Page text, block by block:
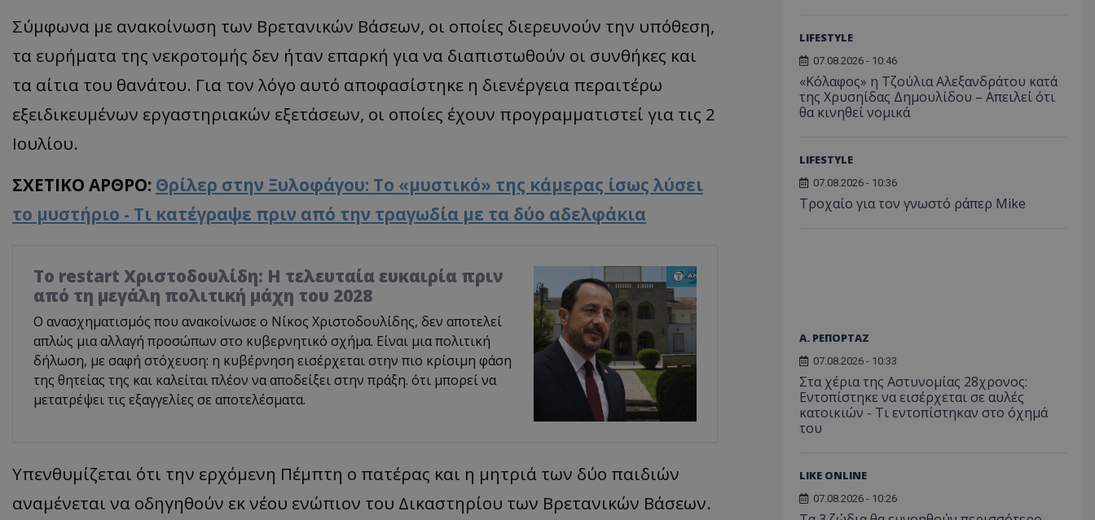
Σύμφωνα με ανακοίνωση των Βρετανικών Βάσεων, οι οποίες διερευνούν την υπόθεση,
τα ευρήματα της νεκροτομής δεν ήταν επαρκή για να διαπιστωθούν οι συνθήκες και
τα αίτια του θανάτου. Για τον λόγο αυτό αποφασίστηκε η διενέργεια περαιτέρω
εξειδικευμένων εργαστηριακών εξετάσεων, οι οποίες έχουν προγραμματιστεί για τις 2
Ιουλίου.
ΣΧΕΤΙΚΟ ΑΡΘΡΟ: Θρίλερ στην Ξυλοφάγου: Το «μυστικό» της κάμερας ίσως λύσει
το μυστήριο - Τι κατέγραψε πριν από την τραγωδία με τα δύο αδελφάκια
Το restart Χριστοδουλίδη: Η τελευταία ευκαιρία πριν
από τη μεγάλη πολιτική μάχη του 2028
Ο ανασχηματισμός που ανακοίνωσε ο Νίκος Χριστοδουλίδης, δεν αποτελεί
απλώς μια αλλαγή προσώπων στο κυβερνητικό σχήμα. Είναι μια πολιτική
δήλωση, με σαφή στόχευση: η κυβέρνηση εισέρχεται στην πιο κρίσιμη φάση
της θητείας της και καλείται πλέον να αποδείξει στην πράξη. ότι μπορεί να
μετατρέψει τις εξαγγελίες σε αποτελέσματα.
Υπενθυμίζεται ότι την ερχόμενη Πέμπτη ο πατέρας και η μητριά των δύο παιδιών
αναμένεται να οδηγηθούν εκ νέου ενώπιον του Δικαστηρίου των Βρετανικών Βάσεων.
LIFESTYLE
07.08.2026 - 10:46
«Κόλαφος» η Τζούλια Αλεξανδράτου κατά
της Χρυσηίδας Δημουλίδου – Απειλεί ότι
θα κινηθεί νομικά
LIFESTYLE
07.08.2026 - 10:36
Τροχαίο για τον γνωστό ράπερ Mike
Α. ΡΕΠΟΡΤΑΖ
07.08.2026 - 10:33
Στα χέρια της Αστυνομίας 28χρονος:
Εντοπίστηκε να εισέρχεται σε αυλές
κατοικιών - Τι εντοπίστηκαν στο όχημά
του
LIKE ONLINE
07.08.2026 - 10:26